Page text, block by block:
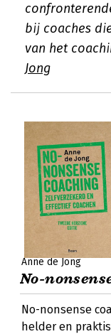
bij coaches
van het
Jong
Anne de Jong
No-
No-nonsense
helder en